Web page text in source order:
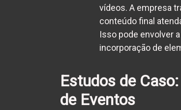
vídeos. A empresa
conteúdo final
Isso pode envolver
incorporação de
Estudos de
de Eventos